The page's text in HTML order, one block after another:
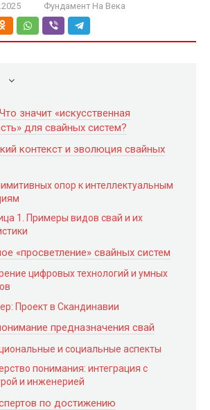
Фундамент На Века
значит «искусственная
для свайных систем?
контекст и эволюция свайных
опор к интеллектуальным
1. Примеры видов свай и их
«просветление» свайных систем
цифровых технологий и умных
Проект в Скандинавии
предназначения свай
и социальные аспекты
понимания: интеграция с
и инженерией
по достижению